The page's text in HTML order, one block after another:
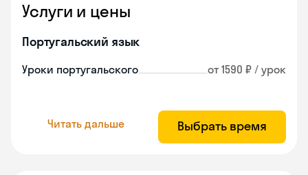
Услуги и цены
Португальский язык
Уроки португальского от 1590 ₽ / урок
Читать дальше Выбрать время